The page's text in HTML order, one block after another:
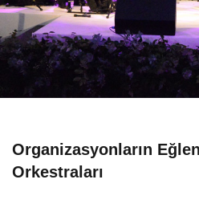
Organizasyonların
Orkestraları